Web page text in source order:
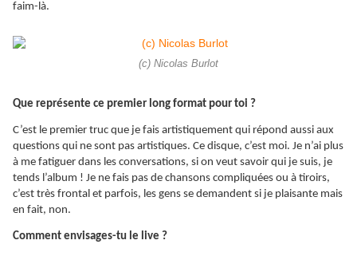
faim-là.
(c) Nicolas Burlot
Que représente ce premier long format pour toi ?
C’est le premier truc que je fais artistiquement qui répond aussi aux
questions qui ne sont pas artistiques. Ce disque, c’est moi. Je n’ai plus
à me fatiguer dans les conversations, si on veut savoir qui je suis, je
tends l’album ! Je ne fais pas de chansons compliquées ou à tiroirs,
c’est très frontal et parfois, les gens se demandent si je plaisante mais
en fait, non.
Comment envisages-tu le live ?